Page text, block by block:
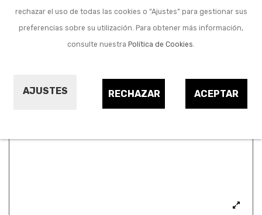
rechazar el uso de todas las cookies o “Ajustes” para gestionar sus
preferencias sobre su utilización. Para obtener más información,
consulte nuestra Política de Cookies.
AJUSTES ACEPTAR
RECHAZAR